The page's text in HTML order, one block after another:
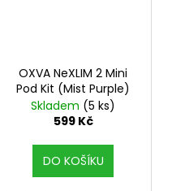
OXVA NeXLIM 2 Mini
Pod Kit (Mist Purple)
Skladem (5 ks)
599 Kč
DO KOŠÍKU